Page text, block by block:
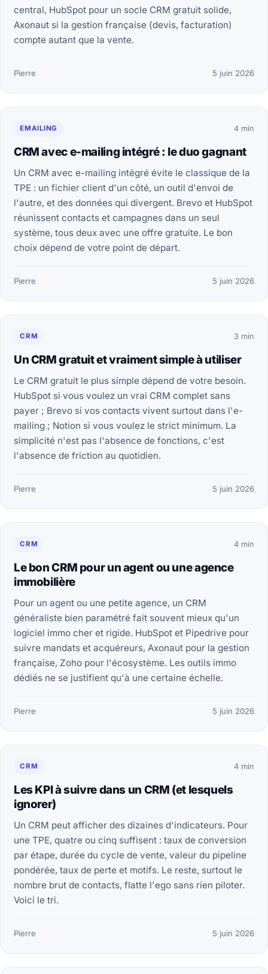
central, HubSpot pour un socle CRM gratuit solide,
Axonaut si la gestion française (devis, facturation)
compte autant que la vente.
Pierre 5 juin 2026
EMAILING 4 min
CRM avec e-mailing intégré : le duo gagnant
Un CRM avec e-mailing intégré évite le classique de la
TPE : un fichier client d'un côté, un outil d'envoi de
l'autre, et des données qui divergent. Brevo et HubSpot
réunissent contacts et campagnes dans un seul
système, tous deux avec une offre gratuite. Le bon
choix dépend de votre point de départ.
Pierre 5 juin 2026
CRM 3 min
Un CRM gratuit et vraiment simple à utiliser
Le CRM gratuit le plus simple dépend de votre besoin.
HubSpot si vous voulez un vrai CRM complet sans
payer ; Brevo si vos contacts vivent surtout dans l'e-
mailing ; Notion si vous voulez le strict minimum. La
simplicité n'est pas l'absence de fonctions, c'est
l'absence de friction au quotidien.
Pierre 5 juin 2026
CRM 4 min
Le bon CRM pour un agent ou une agence
immobilière
Pour un agent ou une petite agence, un CRM
généraliste bien paramétré fait souvent mieux qu'un
logiciel immo cher et rigide. HubSpot et Pipedrive pour
suivre mandats et acquéreurs, Axonaut pour la gestion
française, Zoho pour l'écosystème. Les outils immo
dédiés ne se justifient qu'à une certaine échelle.
Pierre 5 juin 2026
CRM 4 min
Les KPI à suivre dans un CRM (et lesquels
ignorer)
Un CRM peut afficher des dizaines d'indicateurs. Pour
une TPE, quatre ou cinq suffisent : taux de conversion
par étape, durée du cycle de vente, valeur du pipeline
pondérée, taux de perte et motifs. Le reste, surtout le
nombre brut de contacts, flatte l'ego sans rien piloter.
Voici le tri.
Pierre 5 juin 2026